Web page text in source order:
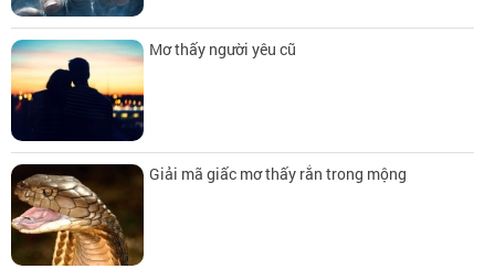
Mơ thấy người yêu cũ
Giải mã giấc mơ thấy rắn trong mộng